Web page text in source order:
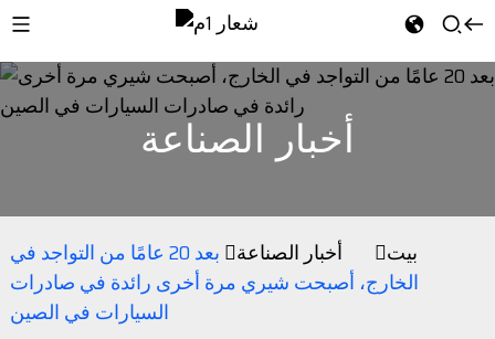
أخبار الصناعة
بيت أخبار الصناعة
بعد 20 عامًا من التواجد في
الخارج، أصبحت شيري مرة أخرى رائدة في صادرات
السيارات في الصين